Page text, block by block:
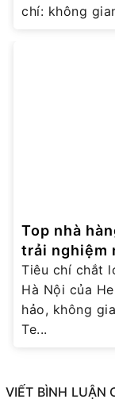
chí: không
Top nhà
trải nghiệm
Tiêu chí chắt
Hà Nội của
hảo, không
Te...
VIẾT BÌNH LUẬN